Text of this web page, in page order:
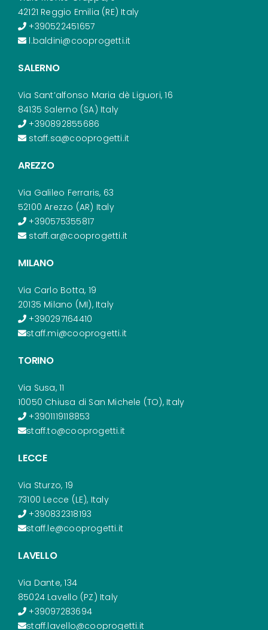
42121 Reggio Emilia (RE) Italy
+390522451657
l.baldini@cooprogetti.it
SALERNO
Via Sant’alfonso Maria dè Liguori, 16
84135 Salerno (SA) Italy
+390892855686
staff.sa@cooprogetti.it
AREZZO
Via Galileo Ferraris, 63
52100 Arezzo (AR) Italy
+390575355817
staff.ar@cooprogetti.it
MILANO
Via Carlo Botta, 19
20135 Milano (MI), Italy
+390297164410
staff.mi@cooprogetti.it
TORINO
Via Susa, 11
10050 Chiusa di San Michele (TO), Italy
+3901119118853
staff.to@cooprogetti.it
LECCE
Via Sturzo, 19
73100 Lecce (LE), Italy
+390832318193
staff.le@cooprogetti.it
LAVELLO
Via Dante, 134
85024 Lavello (PZ) Italy
+39097283694
staff.lavello@cooprogetti.it